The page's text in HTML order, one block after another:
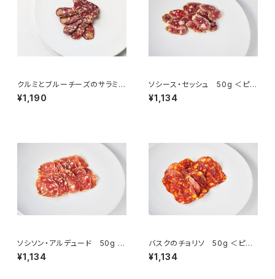
クルミとブルーチーズのサラミ
50g ＜メゾン・ラボリー＞(フラ
ンス・オーヴェルニュ)
¥1,190
ソシース・セッシュ 50g ＜ピエ
ール・オテイザ＞(フランス・バス
ク)
¥1,134
ソシソン・アルデュード 50g ＜
ピエール・オテイザ＞(フランス・
バスク)
¥1,134
バスクのチョリソ 50g ＜ピエ
ール・オテイザ＞(フランス・バス
ク)
¥1,134